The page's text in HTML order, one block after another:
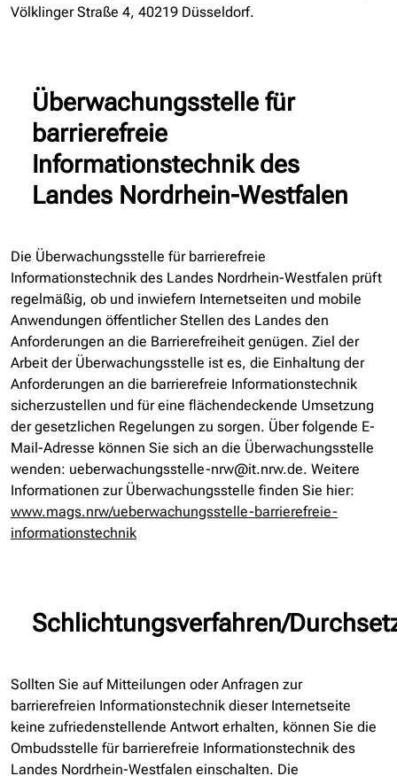
Völklinger Straße 4, 40219 Düsseldorf.
Überwachungsstelle für
barrierefreie
Informationstechnik des
Landes Nordrhein-Westfalen
Die Überwachungsstelle für barrierefreie
Informationstechnik des Landes Nordrhein-Westfalen prüft
regelmäßig, ob und inwiefern Internetseiten und mobile
Anwendungen öffentlicher Stellen des Landes den
Anforderungen an die Barrierefreiheit genügen. Ziel der
Arbeit der Überwachungsstelle ist es, die Einhaltung der
Anforderungen an die barrierefreie Informationstechnik
sicherzustellen und für eine flächendeckende Umsetzung
der gesetzlichen Regelungen zu sorgen. Über folgende E-
Mail-Adresse können Sie sich an die Überwachungsstelle
wenden: ueberwachungsstelle-nrw@it.nrw.de. Weitere
Informationen zur Überwachungsstelle finden Sie hier:
www.mags.nrw/ueberwachungsstelle-barrierefreie-
informationstechnik
Schlichtungsverfahren/
Sollten Sie auf Mitteilungen oder Anfragen zur
barrierefreien Informationstechnik dieser Internetseite
keine zufriedenstellende Antwort erhalten, können Sie die
Ombudsstelle für barrierefreie Informationstechnik des
Landes Nordrhein-Westfalen einschalten. Die